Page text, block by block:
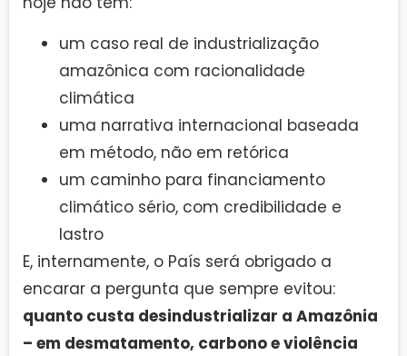
um caso real de industrialização
amazônica com racionalidade
climática
uma narrativa internacional baseada
em método, não em retórica
um caminho para financiamento
climático sério, com credibilidade e
lastro
E, internamente, o País será obrigado a
encarar a pergunta que sempre evitou:
quanto custa desindustrializar a Amazônia
– em desmatamento, carbono e violência